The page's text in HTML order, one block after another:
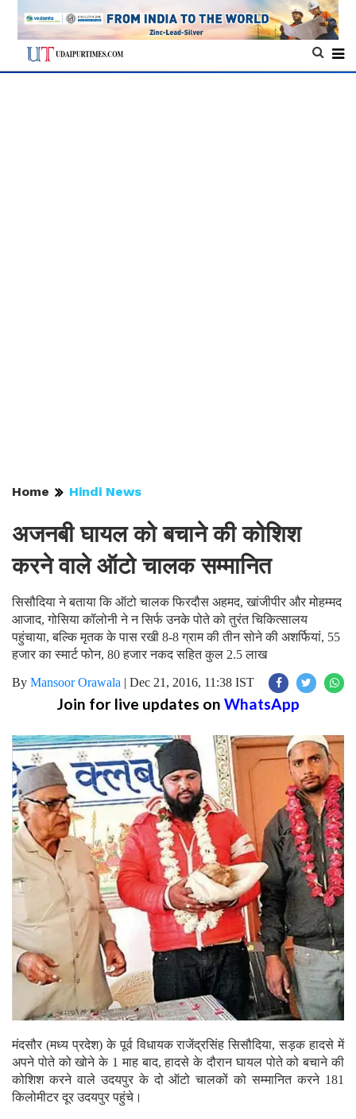
Home Hindi News
अजनबी घायल को बचाने की कोशिश
करने वाले ऑटो चालक सम्मानित
सिसौदिया ने बताया कि ऑटो चालक फिरदौस अहमद, खांजीपीर और मोहम्मद
आजाद, गोसिया कॉलोनी ने न सिर्फ उनके पोते को तुरंत चिकित्सालय
पहुंचाया, बल्कि मृतक के पास रखी 8-8 ग्राम की तीन सोने की अशर्फियां, 55
हजार का स्मार्ट फोन, 80 हजार नकद सहित कुल 2.5 लाख
By Mansoor Orawala | Dec 21, 2016, 11:38 IST
Join for live updates on WhatsApp
मंदसौर (मध्य प्रदेश) के पूर्व विधायक राजेंद्रसिंह सिसौदिया, सड़क हादसे में
अपने पोते को खोने के 1 माह बाद, हादसे के दौरान घायल पोते को बचाने की
कोशिश करने वाले उदयपुर के दो ऑटो चालकों को सम्मानित करने 181
किलोमीटर दूर उदयपुर पहुंचे।